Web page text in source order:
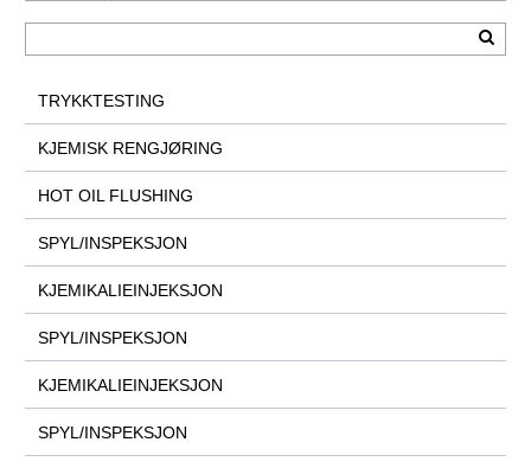
TRYKKTESTING
KJEMISK RENGJØRING
HOT OIL FLUSHING
SPYL/INSPEKSJON
KJEMIKALIEINJEKSJON
SPYL/INSPEKSJON
KJEMIKALIEINJEKSJON
SPYL/INSPEKSJON